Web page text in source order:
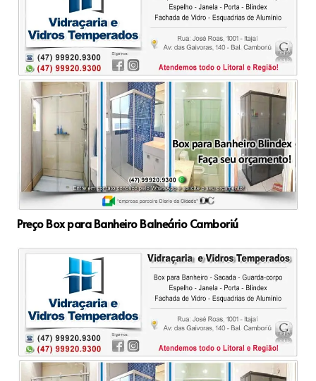
Preço Box para Banheiro Balneário Camboriú